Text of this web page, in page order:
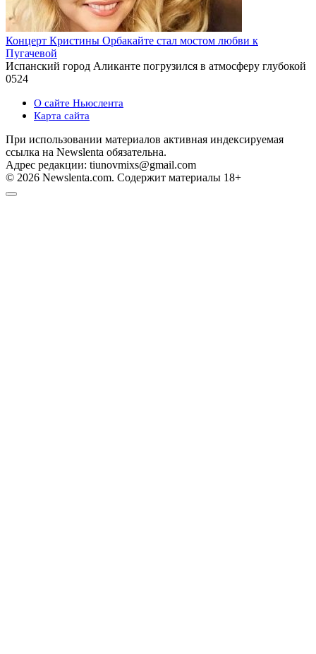
Концерт Кристины Орбакайте стал мостом любви к
Пугачевой
Испанский город Аликанте погрузился в атмосферу глубокой
0524
О сайте Ньюслента
Карта сайта
При использовании материалов активная индексируемая
ссылка на Newslenta обязательна.
Адрес редакции: tiunovmixs@gmail.com
© 2026 Newslenta.com. Содержит материалы 18+